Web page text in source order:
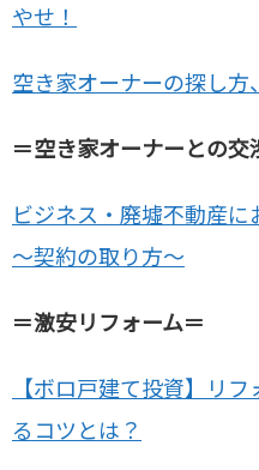
やせ！
空き家オーナーの探し方
＝空き家オーナーとの交
ビジネス・廃墟不動産
～契約の取り方～
＝激安リフォーム＝
【ボロ戸建て投資】リ
るコツとは？